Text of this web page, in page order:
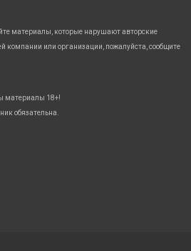
материалы, которые нарушают авторские
или организации, пожалуйста, сообщите
материалы 18+!
обязательна.